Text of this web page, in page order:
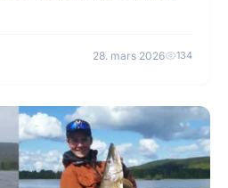
28. mars 2026 134